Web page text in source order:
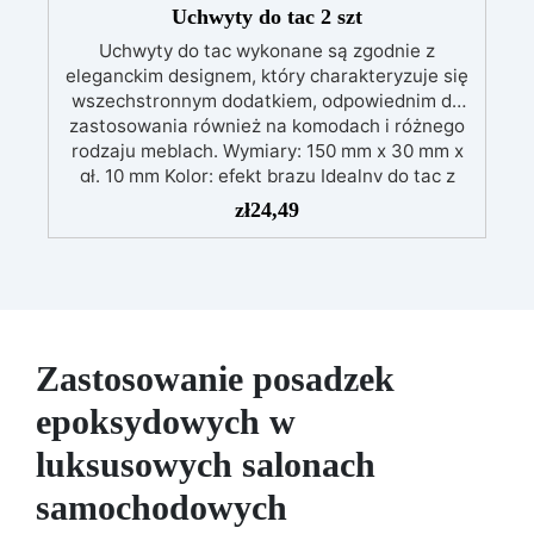
Uchwyty do tac 2 szt
Uchwyty do tac wykonane są zgodnie z
eleganckim designem, który charakteryzuje się
wszechstronnym dodatkiem, odpowiednim do
zastosowania również na komodach i różnego
rodzaju meblach. Wymiary: 150 mm x 30 mm x
gł. 10 mm Kolor: efekt brązu Idealny do tac z
żywicy epoksydowej.
zł24,49
Zastosowanie posadzek
epoksydowych w
luksusowych salonach
samochodowych